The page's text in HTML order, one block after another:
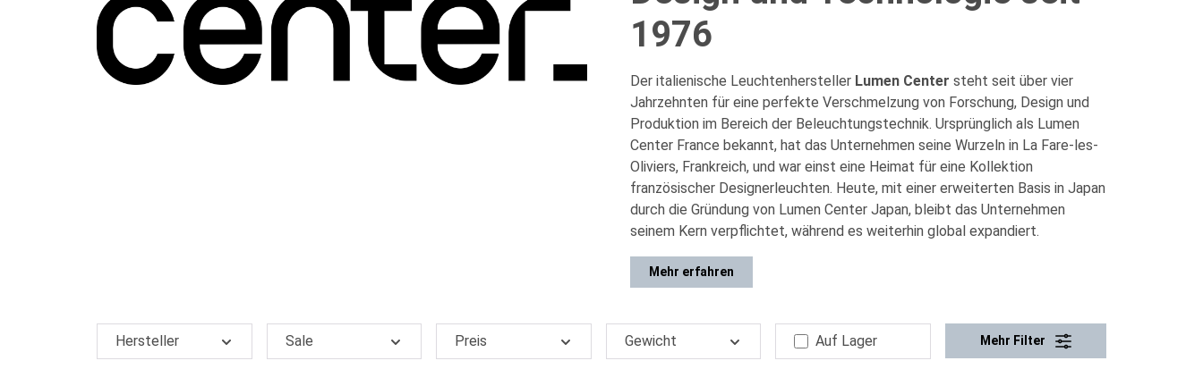
1976
Der italienische Leuchtenhersteller Lumen Center steht seit über vier
Jahrzehnten für eine perfekte Verschmelzung von Forschung, Design und
Produktion im Bereich der Beleuchtungstechnik. Ursprünglich als Lumen
Center France bekannt, hat das Unternehmen seine Wurzeln in La Fare-les-
Oliviers, Frankreich, und war einst eine Heimat für eine Kollektion
französischer Designerleuchten. Heute, mit einer erweiterten Basis in Japan
durch die Gründung von Lumen Center Japan, bleibt das Unternehmen
seinem Kern verpflichtet, während es weiterhin global expandiert.
Mehr erfahren
Hersteller Sale Preis Gewicht Auf Lager Mehr Filter